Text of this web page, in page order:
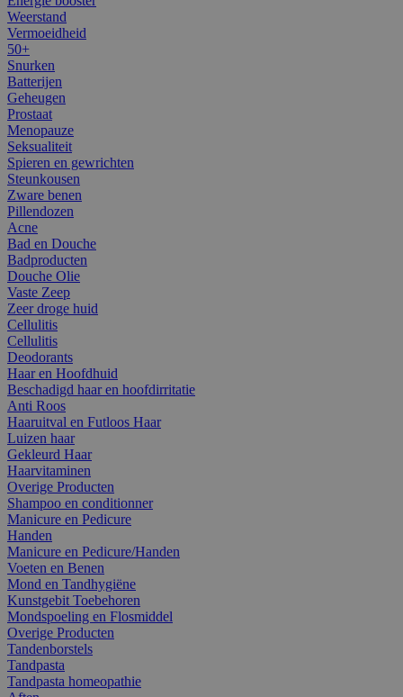
Weerstand
Vermoeidheid
50+
Snurken
Batterijen
Geheugen
Prostaat
Menopauze
Seksualiteit
Spieren en gewrichten
Steunkousen
Zware benen
Pillendozen
Acne
Bad en Douche
Badproducten
Douche Olie
Vaste Zeep
Zeer droge huid
Cellulitis
Cellulitis
Deodorants
Haar en Hoofdhuid
Beschadigd haar en hoofdirritatie
Anti Roos
Haaruitval en Futloos Haar
Luizen haar
Gekleurd Haar
Haarvitaminen
Overige Producten
Shampoo en conditionner
Manicure en Pedicure
Handen
Manicure en Pedicure/Handen
Voeten en Benen
Mond en Tandhygiëne
Kunstgebit Toebehoren
Mondspoeling en Flosmiddel
Overige Producten
Tandenborstels
Tandpasta
Tandpasta homeopathie